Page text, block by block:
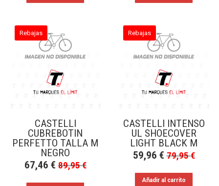
Rebajas
CASTELLI
CUBREBOTIN
PERFETTO TALLA M
NEGRO
67,46 € 89,95€
Rebajas
CASTELLI INTENSO
UL SHOECOVER
LIGHT BLACK M
59,96 € 79,95€
Añadir al carrito